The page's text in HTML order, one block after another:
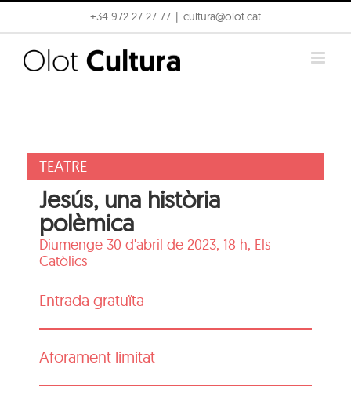
to
content
+34 972 27 27 77 cultura@olot.cat
TEATRE
Jesús, una història
polèmica
Diumenge 30 d'abril de 2023, 18 h, Els
Catòlics
Entrada gratuïta
Aforament limitat